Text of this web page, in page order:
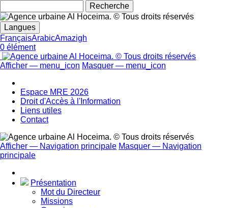
Langues
FrançaisArabicAmazigh
0 élément
Afficher — menu_icon Masquer — menu_icon
Espace MRE 2026
Droit d'Accès à l'Information
Liens utiles
Contact
Navigation
principale
Afficher — Navigation principale Masquer — Navigation
principale
Présentation
Mot du Directeur
Missions